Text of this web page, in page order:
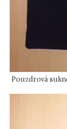
Pouzdrová